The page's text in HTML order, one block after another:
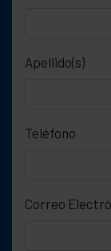
Apellido(s)
Teléfono
Correo